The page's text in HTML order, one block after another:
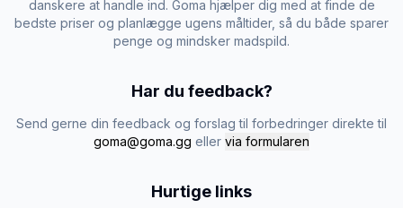
danskere at handle ind. Goma hjælper dig med at finde de
bedste priser og planlægge ugens måltider, så du både sparer
penge og mindsker madspild.
Har du feedback?
Send gerne din feedback og forslag til forbedringer direkte til
goma@goma.gg eller via formularen
Hurtige links